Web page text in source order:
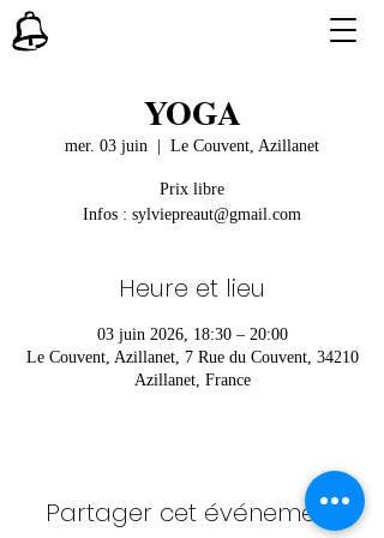
YOGA
mer. 03 juin Le Couvent, Azillanet
Prix libre
Infos : sylviepreaut@gmail.com
Heure et lieu
03 juin 2026, 18:30 – 20:00
Le Couvent, Azillanet, 7 Rue du Couvent, 34210
Azillanet, France
Partager cet événement